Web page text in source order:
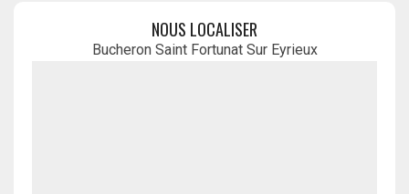
NOUS LOCALISER
Bucheron Saint Fortunat Sur Eyrieux